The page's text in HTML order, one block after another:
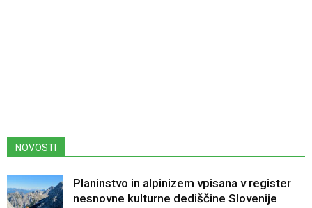
NOVOSTI
Planinstvo in alpinizem vpisana v register
nesnovne kulturne dediščine Slovenije